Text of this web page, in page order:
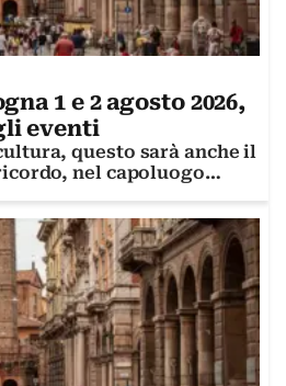
1 e 2 agosto 2026,
eventi
questo sarà anche il
nel capoluogo